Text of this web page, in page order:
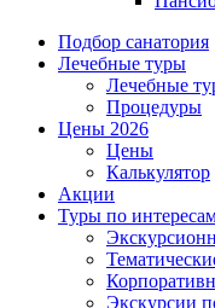
Подбор санатория
Лечебные туры
Лечебные
Процедуры
Цены 2026
Цены
Калькулятор
Акции
Туры по
Экскурсии